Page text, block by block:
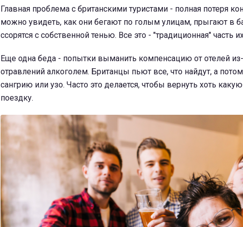
Главная проблема с британскими туристами - полная потеря
можно увидеть, как они бегают по голым улицам, прыгают в
ссорятся с собственной тенью. Все это - "традиционная" часть
Еще одна беда - попытки выманить компенсацию от отелей
отравлений алкоголем. Британцы пьют все, что найдут, а
сангрию или узо. Часто это делается, чтобы вернуть хоть
поездку.